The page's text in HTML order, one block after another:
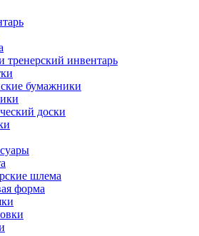
тренерский инвентарь
бумажники
доски
шлема
форма